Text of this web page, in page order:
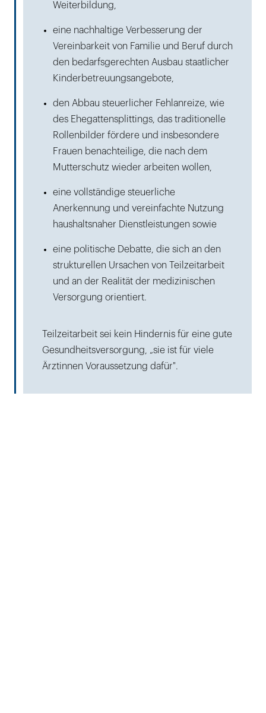
Weiterbildung,
eine nachhaltige Verbesserung der
Vereinbarkeit von Familie und Beruf durch
den bedarfsgerechten Ausbau staatlicher
Kinderbetreuungsangebote,
den Abbau steuerlicher Fehlanreize, wie
des Ehegattensplittings, das traditionelle
Rollenbilder fördere und insbesondere
Frauen benachteilige, die nach dem
Mutterschutz wieder arbeiten wollen,
eine vollständige steuerliche
Anerkennung und vereinfachte Nutzung
haushaltsnaher Dienstleistungen sowie
eine politische Debatte, die sich an den
strukturellen Ursachen von Teilzeitarbeit
und an der Realität der medizinischen
Versorgung orientiert.
Teilzeitarbeit sei kein Hindernis für eine gute
Gesundheitsversorgung, „sie ist für viele
Ärztinnen Voraussetzung dafür".